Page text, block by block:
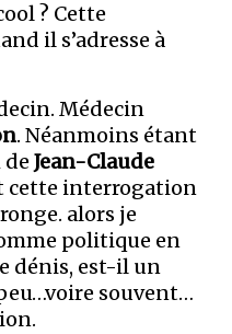
? Cette
il s’adresse à
Médecin
. Néanmoins étant
de Jean-Claude
cette interrogation
alors je
politique en
dénis, est-il un
souvent…